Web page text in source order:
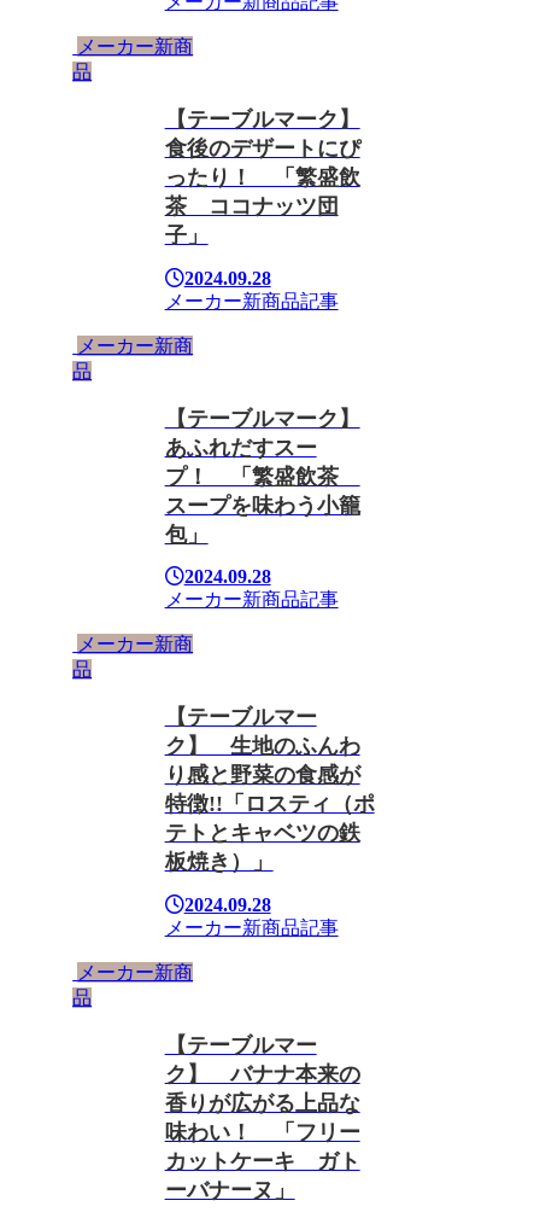
メーカー新商
品
【テーブルマーク】
食後のデザートにぴ
ったり！ 「繁盛飲
茶 ココナッツ団
子」
2024.09.28
メーカー新商品記事
メーカー新商
品
【テーブルマーク】
あふれだすスー
プ！ 「繁盛飲茶
スープを味わう小籠
包」
2024.09.28
メーカー新商品記事
メーカー新商
品
【テーブルマー
ク】 生地のふんわ
り感と野菜の食感が
特徴!!「ロスティ（ポ
テトとキャベツの鉄
板焼き）」
2024.09.28
メーカー新商品記事
メーカー新商
品
【テーブルマー
ク】 バナナ本来の
香りが広がる上品な
味わい！ 「フリー
カットケーキ ガト
ーバナーヌ」